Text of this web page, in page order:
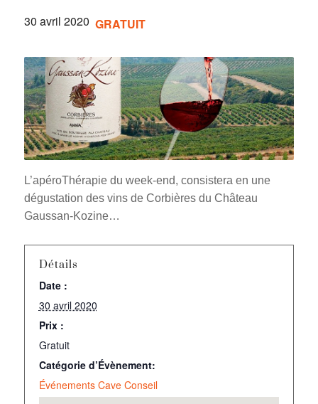
30 avril 2020 GRATUIT
L’apéroThérapie du week-end, consistera en une
dégustation des vins de Corbières du Château
Gaussan-Kozine…
Détails
Date :
30 avril 2020
Prix :
Gratuit
Catégorie d’Évènement:
Événements Cave Conseil